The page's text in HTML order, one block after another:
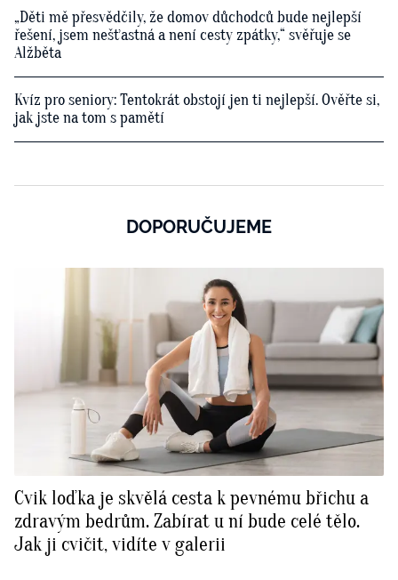
„Děti mě přesvědčily, že domov důchodců bude nejlepší
řešení, jsem nešťastná a není cesty zpátky,“ svěřuje se
Alžběta
Kvíz pro seniory: Tentokrát obstojí jen ti nejlepší. Ověřte si,
jak jste na tom s pamětí
DOPORUČUJEME
Cvik loďka je skvělá cesta k pevnému břichu a
zdravým bedrům. Zabírat u ní bude celé tělo.
Jak ji cvičit, vidíte v galerii